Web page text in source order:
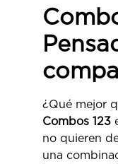
¿Qué mejor
Combos 123
no quieren
una